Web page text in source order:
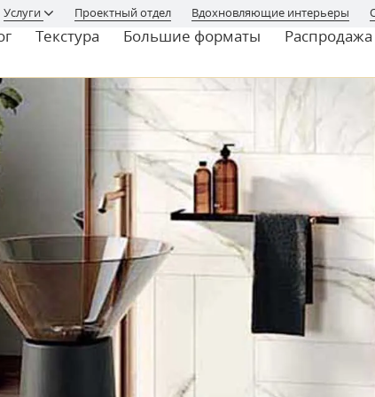
Услуги Проектный отдел Вдохновляющие интерьеры
Текстура Большие форматы Распродажа